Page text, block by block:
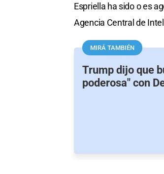
Espriella ha sido o es
Agencia Central de
MIRÁ TAMBIÉN
Trump dijo que
poderosa" con